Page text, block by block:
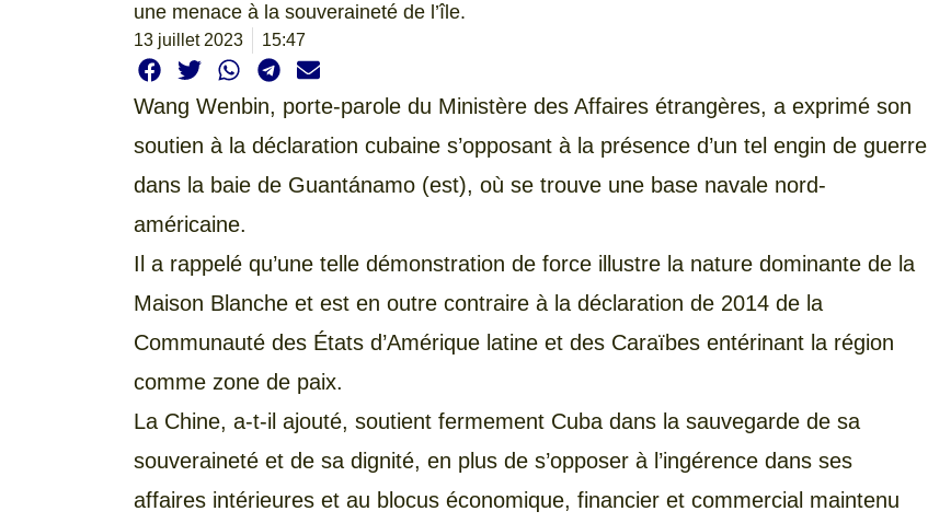
une menace à la souveraineté de l’île.
13 juillet 2023 15:47
Wang Wenbin, porte-parole du Ministère des Affaires étrangères, a exprimé son
soutien à la déclaration cubaine s’opposant à la présence d’un tel engin de guerre
dans la baie de Guantánamo (est), où se trouve une base navale nord-
américaine.
Il a rappelé qu’une telle démonstration de force illustre la nature dominante de la
Maison Blanche et est en outre contraire à la déclaration de 2014 de la
Communauté des États d’Amérique latine et des Caraïbes entérinant la région
comme zone de paix.
La Chine, a-t-il ajouté, soutient fermement Cuba dans la sauvegarde de sa
souveraineté et de sa dignité, en plus de s’opposer à l’ingérence dans ses
affaires intérieures et au blocus économique, financier et commercial maintenu